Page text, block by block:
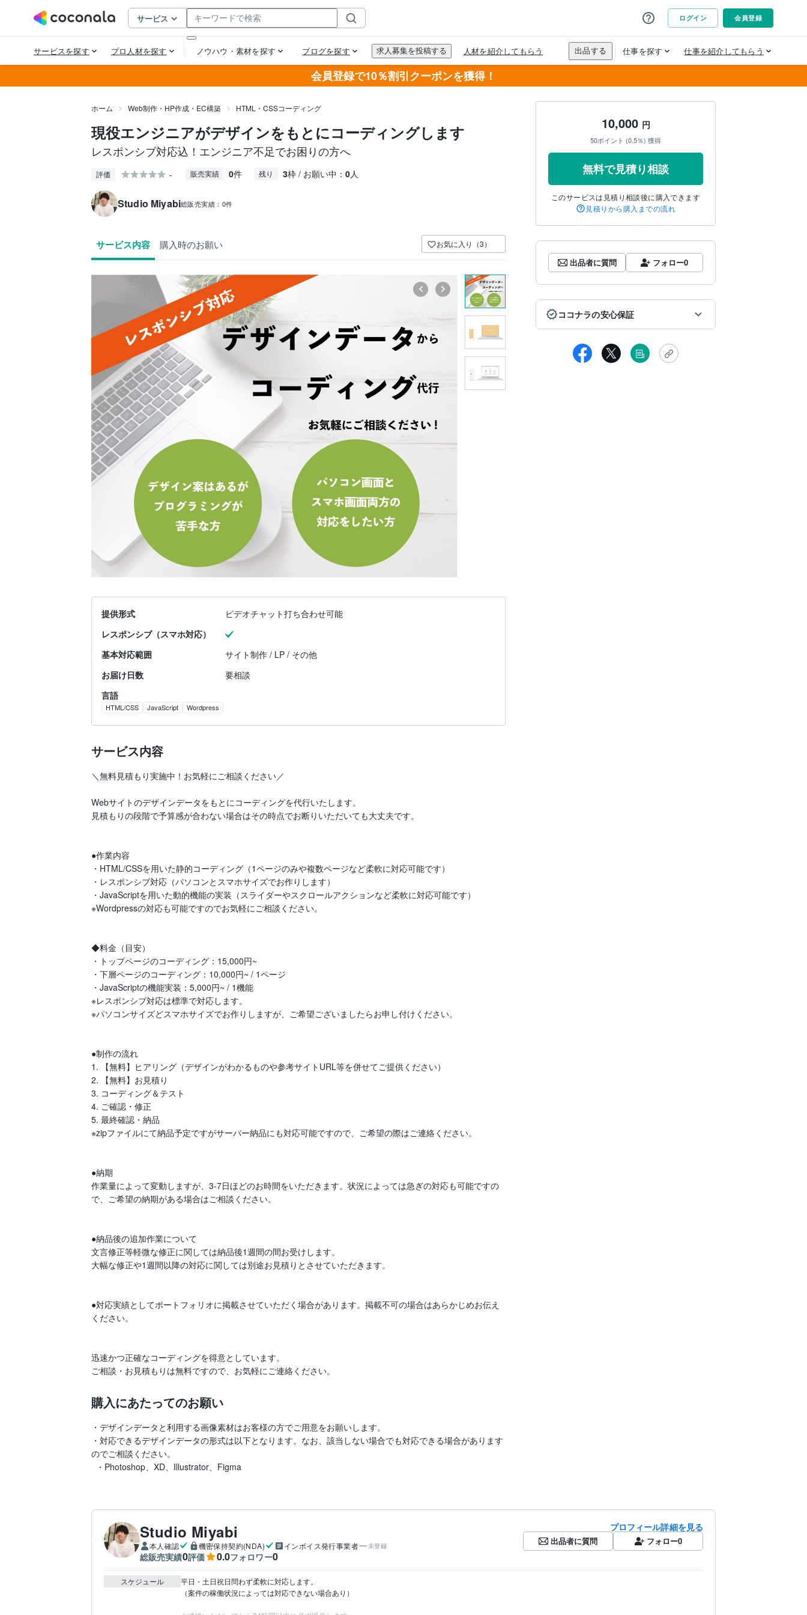
会員登録で10％割引クーポンを獲得！
ホーム Web制作・HP作成・EC構築 HTML・CSSコーディング
現役エンジニアがデザインをもとにコーディングします
レスポンシブ対応込！エンジニア不足でお困りの方へ
評価 - 販売実績 0件 残り 3枠 / お願い中： 0人
Studio Miyabi総販売実績： 0件
サービス内容 購入時のお願い お気に入り（3）
提供形式
ビデオチャット打ち合わせ可能
レスポンシブ（スマホ対応）
基本対応範囲
サイト制作 / LP / その他
お届け日数
要相談
言語
HTML/CSS JavaScript Wordpress
サービス内容
＼無料見積もり実施中！お気軽にご相談ください／
Webサイトのデザインデータをもとにコーディングを代行いたします。
見積もりの段階で予算感が合わない場合はその時点でお断りいただいても大丈夫です。
●作業内容
・HTML/CSSを用いた静的コーディング（1ページのみや複数ページなど柔軟に対応可能です）
・レスポンシブ対応（パソコンとスマホサイズでお作りします）
・JavaScriptを用いた動的機能の実装（スライダーやスクロールアクションなど柔軟に対応可能です）
※Wordpressの対応も可能ですのでお気軽にご相談ください。
◆料金（目安）
・トップページのコーディング：15,000円~
・下層ページのコーディング：10,000円~ / 1ページ
・JavaScriptの機能実装：5,000円~ / 1機能
※レスポンシブ対応は標準で対応します。
※パソコンサイズどスマホサイズでお作りしますが、ご希望ございましたらお申し付けください。
●制作の流れ
1. 【無料】ヒアリング（デザインがわかるものや参考サイトURL等を併せてご提供ください）
2. 【無料】お見積り
3. コーディング＆テスト
4. ご確認・修正
5. 最終確認・納品
※zipファイルにて納品予定ですがサーバー納品にも対応可能ですので、ご希望の際はご連絡ください。
●納期
作業量によって変動しますが、3-7日ほどのお時間をいただきます。状況によっては急ぎの対応も可能ですの
で、ご希望の納期がある場合はご相談ください。
●納品後の追加作業について
文言修正等軽微な修正に関しては納品後1週間の間お受けします。
大幅な修正や1週間以降の対応に関しては別途お見積りとさせていただきます。
●対応実績としてポートフォリオに掲載させていただく場合があります。掲載不可の場合はあらかじめお伝え
ください。
迅速かつ正確なコーディングを得意としています。
ご相談・お見積もりは無料ですので、お気軽にご連絡ください。
購入にあたってのお願い
・デザインデータと利用する画像素材はお客様の方でご用意をお願いします。
・対応できるデザインデータの形式は以下となります。なお、該当しない場合でも対応できる場合があります
のでご相談ください。
  ・Photoshop、XD、Illustrator、Figma
10,000 円
50ポイント (0.5％) 獲得
無料で見積り相談
このサービスは見積り相談後に購入できます
見積りから購入までの流れ
出品者に質問 フォロー0
ココナラの安心保証
Studio Miyabi
本人確認 機密保持契約(NDA) インボイス発行事業者 未登録
総販売実績0評価 0.0フォロワー0
プロフィール詳細を見る
出品者に質問 フォロー0
スケジュール
平日・土日祝日問わず柔軟に対応します。
（案件の稼働状況によっては対応できない場合あり）